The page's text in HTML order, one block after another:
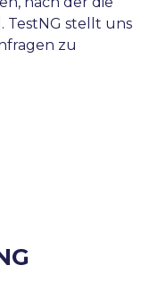
TestNG stellt uns
zu